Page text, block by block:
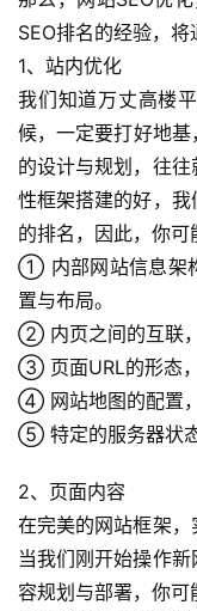
SEO排名的经验，将
1、站内优化
我们知道万丈高楼
候，一定要打好地
的设计与规划，往
性框架搭建的好，
的排名，因此，你可
① 内部网站信息架
置与布局。
② 内页之间的互联，
③ 页面URL的形态，
④ 网站地图的配置，
⑤ 特定的服务器状
2、页面内容
在完美的网站框架，
当我们刚开始操作
容规划与部署，你可